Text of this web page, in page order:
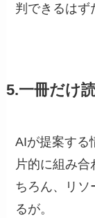
判できるはず
5.一冊だけ
AIが提案する
片的に組み
ちろん、リソ
るが。